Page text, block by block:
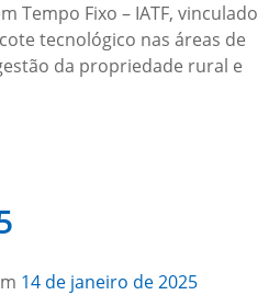
Tempo Fixo – IATF, vinculado
tecnológico nas áreas de
da propriedade rural e
14 de janeiro de 2025